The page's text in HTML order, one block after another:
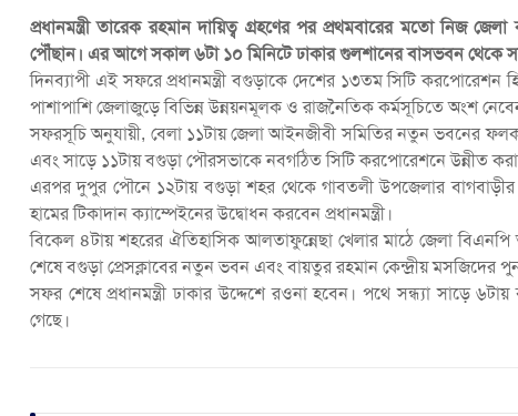
প্রধানমন্ত্রী তারেক রহমান দায়িত্ব গ্রহণের পর প্রথমবারের মতো নিজ
পৌঁছান। এর আগে সকাল ৬টা ১০ মিনিটে ঢাকার গুলশানের বাসভবন থেকে
দিনব্যাপী এই সফরে প্রধানমন্ত্রী বগুড়াকে দেশের ১৩তম সিটি
পাশাপাশি জেলাজুড়ে বিভিন্ন উন্নয়নমূলক ও রাজনৈতিক কর্মসূচিতে অংশ
সফরসূচি অনুযায়ী, বেলা ১১টায় জেলা আইনজীবী সমিতির নতুন ভবনের
এবং সাড়ে ১১টায় বগুড়া পৌরসভাকে নবগঠিত সিটি করপোরেশনে উন্নীত
এরপর দুপুর পৌনে ১২টায় বগুড়া শহর থেকে গাবতলী উপজেলার বাগবাড়ীর
হামের টিকাদান ক্যাম্পেইনের উদ্বোধন করবেন প্রধানমন্ত্রী।
বিকেল ৪টায় শহরের ঐতিহাসিক আলতাফুন্নেছা খেলার মাঠে জেলা
শেষে বগুড়া প্রেসক্লাবের নতুন ভবন এবং বায়তুর রহমান কেন্দ্রীয় মসজিদের
সফর শেষে প্রধানমন্ত্রী ঢাকার উদ্দেশে রওনা হবেন। পথে সন্ধ্যা সাড়ে
গেছে।